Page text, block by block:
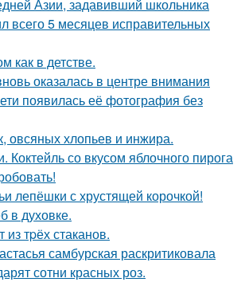
Азии, задавивший школьника
всего 5 месяцев исправительных
как в детстве.
оказалась в центре внимания
появилась её фотография без
овсяных хлопьев и инжира.
Коктейль со вкусом яблочного пирога
лепёшки с хрустящей корочкой!
в духовке.
тpёх стаканов.
самбурская раскритиковала
сотни красных роз.